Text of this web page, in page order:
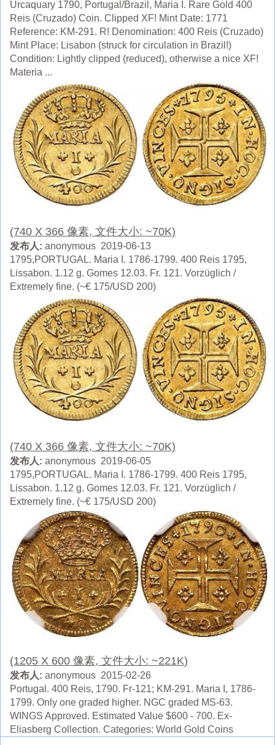
Urcaquary 1790, Portugal/Brazil, Maria I. Rare Gold 400
Reis (Cruzado) Coin. Clipped XF! Mint Date: 1771
Reference: KM-291. R! Denomination: 400 Reis (Cruzado)
Mint Place: Lisabon (struck for circulation in Brazil!)
Condition: Lightly clipped (reduced), otherwise a nice XF!
Materia ...
(740 X 366 像素, 文件大小: ~70K)
发布人: anonymous 2019-06-13
1795,PORTUGAL. Maria I. 1786-1799. 400 Reis 1795,
Lissabon. 1.12 g. Gomes 12.03. Fr. 121. Vorzüglich /
Extremely fine. (~€ 175/USD 200)
(740 X 366 像素, 文件大小: ~70K)
发布人: anonymous 2019-06-05
1795,PORTUGAL. Maria I. 1786-1799. 400 Reis 1795,
Lissabon. 1.12 g. Gomes 12.03. Fr. 121. Vorzüglich /
Extremely fine. (~€ 175/USD 200)
(1205 X 600 像素, 文件大小: ~221K)
发布人: anonymous 2015-02-26
Portugal. 400 Reis, 1790. Fr-121; KM-291. Maria I, 1786-
1799. Only one graded higher. NGC graded MS-63.
WINGS Approved. Estimated Value $600 - 700. Ex-
Eliasberg Collection. Categories: World Gold Coins